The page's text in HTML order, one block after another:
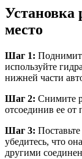
Установка
место
Шаг 1:
используйте
нижней части
Шаг 2: Снимите
отсоединив ее от
Шаг 3:
убедитесь, что
другими